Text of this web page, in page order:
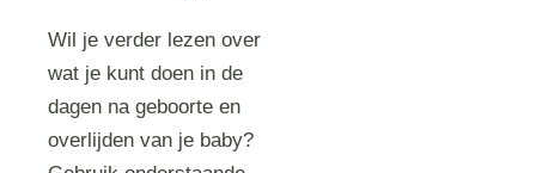
Wil je verder lezen over
wat je kunt doen in de
dagen na geboorte en
overlijden van je baby?